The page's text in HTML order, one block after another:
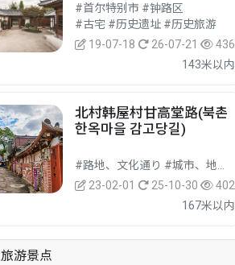
#首尔特别市 #钟路区
#古宅 #历史遗址 #历史旅游
19-07-18
26-07-21
436
143米以内
北村韩屋村甘高堂路(북촌
한옥마을 감고당길)
23-02-01
25-10-30
402
167米以内
游景点